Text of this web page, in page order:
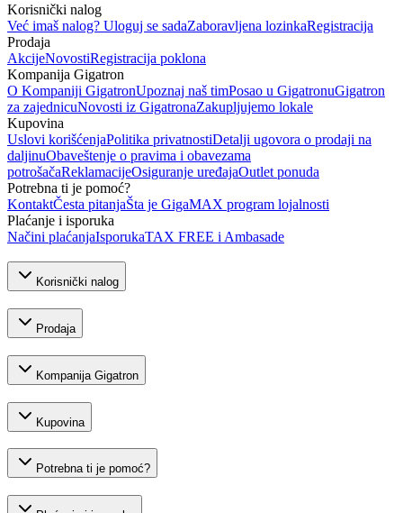
Korisnički nalog
Već imaš nalog? Uloguj se sadaZaboravljena lozinkaRegistracija
Prodaja
AkcijeNovostiRegistracija poklona
Kompanija Gigatron
O Kompaniji GigatronUpoznaj naš timPosao u GigatronuGigatron
za zajednicuNovosti iz GigatronaZakupljujemo lokale
Kupovina
Uslovi korišćenjaPolitika privatnostiDetalji ugovora o prodaji na
daljinuObaveštenje o pravima i obavezama
potrošačaReklamacijeOsiguranje uređajaOutlet ponuda
Potrebna ti je pomoć?
KontaktČesta pitanjaŠta je GigaMAX program lojalnosti
Plaćanje i isporuka
Načini plaćanjaIsporukaTAX FREE i Ambasade
Korisnički nalog
Prodaja
Kompanija Gigatron
Kupovina
Potrebna ti je pomoć?